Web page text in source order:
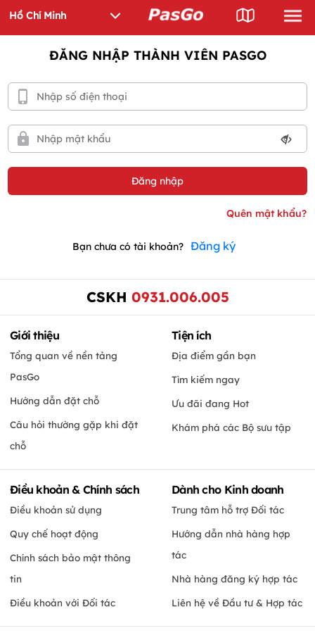
ĐĂNG NHẬP THÀNH VIÊN PASGO
Bạn chưa có tài khoản? Đăng ký
CSKH 0931.006.005
Giới thiệu
Tổng quan về nền tảng
PasGo
Hướng dẫn đặt chỗ
Câu hỏi thường gặp khi đặt
chỗ
Tiện ích
Địa điểm gần bạn
Tìm kiếm ngay
Ưu đãi đang Hot
Khám phá các Bộ sưu tập
Điều khoản & Chính sách
Điều khoản sử dụng
Quy chế hoạt động
Chính sách bảo mật thông
tin
Điều khoản với Đối tác
Dành cho Kinh doanh
Trung tâm hỗ trợ Đối tác
Hướng dẫn nhà hàng hợp
tác
Nhà hàng đăng ký hợp tác
Liên hệ về Đầu tư & Hợp tác